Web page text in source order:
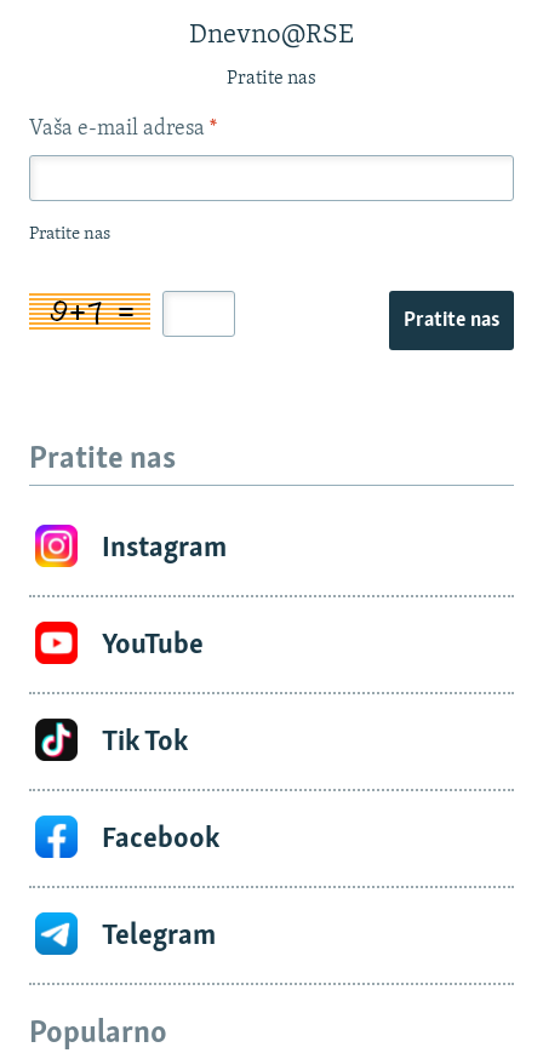
Dnevno@RSE
Pratite nas
Vaša e-mail adresa *
Pratite nas
Pratite nas
Pratite nas
Instagram
YouTube
Tik Tok
Facebook
Telegram
Popularno